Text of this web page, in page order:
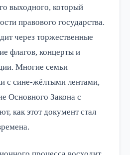
выходного, который
правового государства.
через торжественные
флагов, концерты и
Многие семьи
с сине-жёлтыми лентами,
Основного Закона с
как этот документ стал